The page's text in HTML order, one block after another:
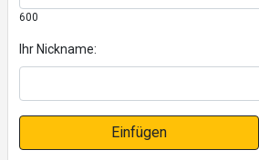
600
Ihr Nickname:
Einfügen